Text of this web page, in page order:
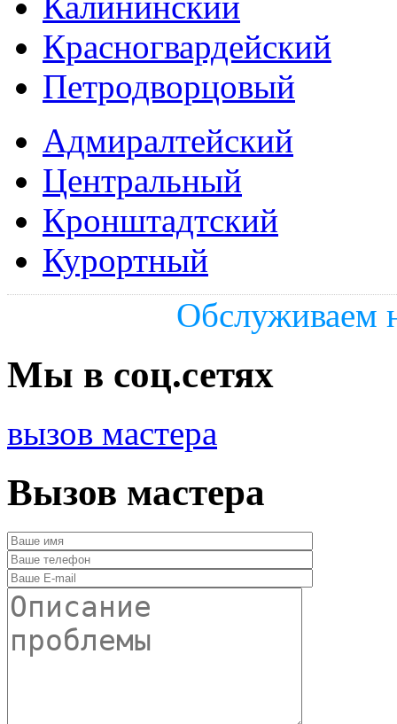
Красногвардейский
Петродворцовый
Адмиралтейский
Центральный
Кронштадтский
Курортный
Обслуживаем
Мы в соц.сетях
вызов мастера
Вызов мастера